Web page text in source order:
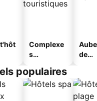
Complexe
s
s
de
populaires